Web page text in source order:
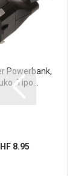
Powerbank,
Tipo...
8.95